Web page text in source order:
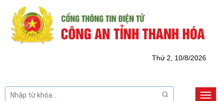
Thứ 2, 10/8/2026